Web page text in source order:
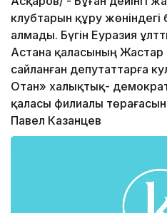
клубтарын құру
алмады. Бүгін Еуразия
Астана қаласының Жастар
сайланған депутаттарға
Отан» халықтық-
қаласы филиалы
Павел Казанцев